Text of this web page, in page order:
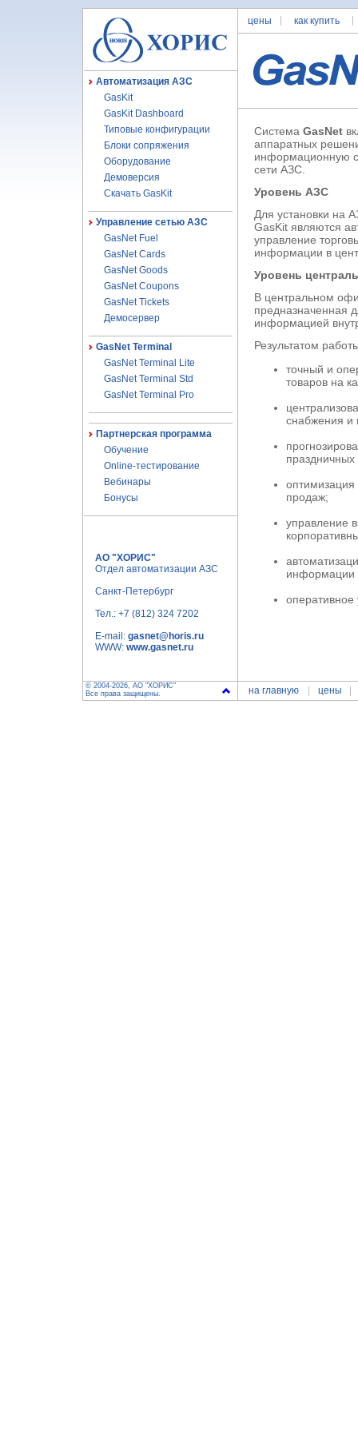
Автоматизация АЗС
GasKit
GasKit Dashboard
Типовые конфигурации
Блоки сопряжения
Оборудование
Демоверсия
Скачать GasKit
Управление сетью АЗС
GasNet Fuel
GasNet Cards
GasNet Goods
GasNet Coupons
GasNet Tickets
Демосервер
GasNet Terminal
GasNet Terminal Lite
GasNet Terminal Std
GasNet Terminal Pro
Партнерская программа
Обучение
Online-тестирование
Вебинары
Бонусы
цены как купить
Система GasNet
аппаратных
информационную
сети АЗС.
Уровень АЗС
Для установки на
GasKit являются
управление
информации в
Уровень
В центральном
предназначенная
информацией
Результатом
точный и
товаров на
снабжения и
оптимизация
продаж;
управление
информации
АО "ХОРИС"
Отдел автоматизации АЗС
Санкт-Петербург
Тел.: +7 (812) 324 7202
E-mail: gasnet@horis.ru
WWW: www.gasnet.ru
© 2004-2026, АО "ХОРИС"
Все права защищены.
на главную цены